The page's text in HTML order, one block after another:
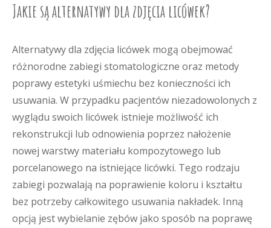
Jakie są alternatywy dla zdjęcia licówek?
Alternatywy dla zdjęcia licówek mogą obejmować
różnorodne zabiegi stomatologiczne oraz metody
poprawy estetyki uśmiechu bez konieczności ich
usuwania. W przypadku pacjentów niezadowolonych z
wyglądu swoich licówek istnieje możliwość ich
rekonstrukcji lub odnowienia poprzez nałożenie
nowej warstwy materiału kompozytowego lub
porcelanowego na istniejące licówki. Tego rodzaju
zabiegi pozwalają na poprawienie koloru i kształtu
bez potrzeby całkowitego usuwania nakładek. Inną
opcją jest wybielanie zębów jako sposób na poprawę